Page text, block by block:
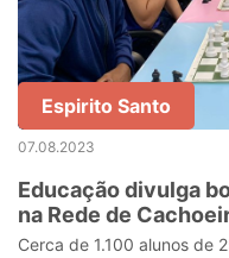
Espirito Santo
07.08.2023
Educação divulga
na Rede de
Cerca de 1.100 alunos de